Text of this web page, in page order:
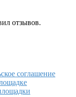
отзывов.
соглашение